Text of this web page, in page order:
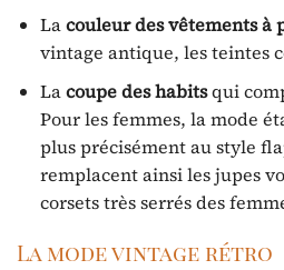
Lacouleur des vêtements à
vintage antique, les teintes
Lacoupe des habitsqui
Pour les femmes, la mode
plus précisément au style
remplacent ainsi les jupes
corsets très serrés des
La mode vintage rétro